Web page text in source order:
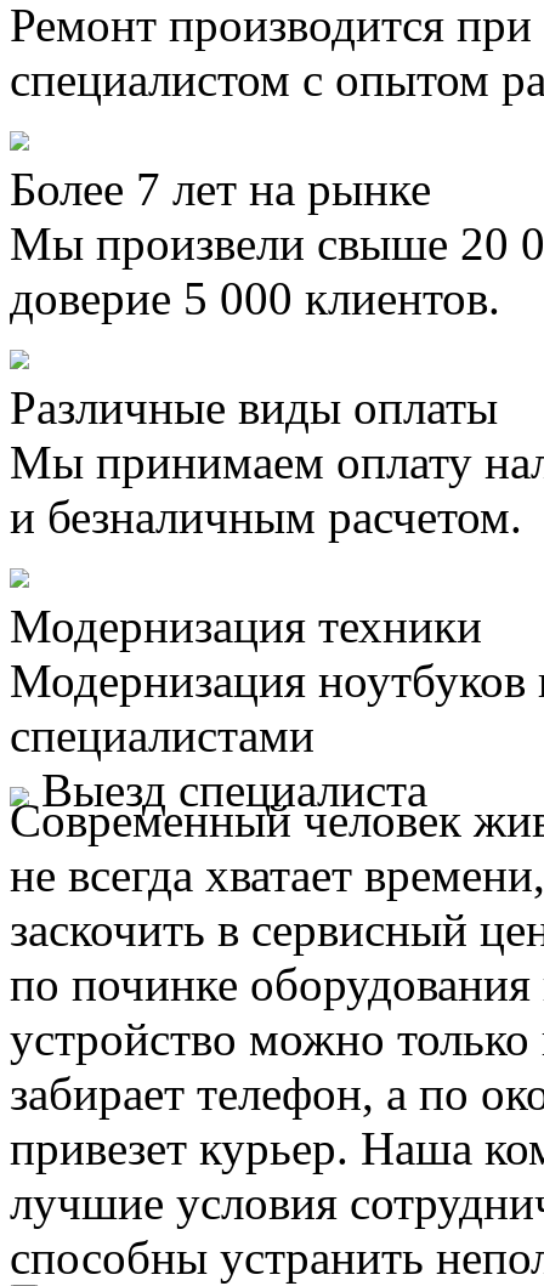
Ремонт производится
специалистом с опытом
Более 7 лет на рынке
Мы произвели свыше 20
доверие 5 000 клиентов.
Различные виды оплаты
Мы принимаем оплату
и безналичным расчетом.
Модернизация техники
Модернизация
специалистами
Выезд специалиста
Современный человек
не всегда хватает
заскочить в сервисный
по починке
устройство можно
забирает телефон, а по
привезет курьер. Наша
лучшие условия
способны устранить